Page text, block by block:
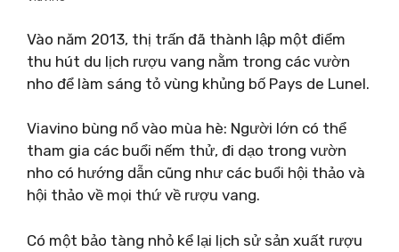
Vào năm 2013, thị trấn đã thành lập một điểm
thu hút du lịch rượu vang nằm trong các vườn
nho để làm sáng tỏ vùng khủng bố Pays de Lunel.
Viavino bùng nổ vào mùa hè: Người lớn có thể
tham gia các buổi nếm thử, đi dạo trong vườn
nho có hướng dẫn cũng như các buổi hội thảo và
hội thảo về mọi thứ về rượu vang.
Có một bảo tàng nhỏ kể lại lịch sử sản xuất rượu